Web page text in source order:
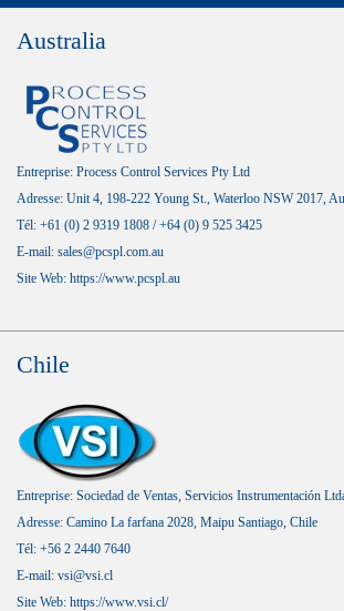
Australia
Entreprise: Process Control Services Pty Ltd
Adresse: Unit 4, 198-222 Young St., Waterloo NSW 2017,
Tél: +61 (0) 2 9319 1808 / +64 (0) 9 525 3425
E-mail: sales@pcspl.com.au
Site Web: https://www.pcspl.au
Chile
Entreprise: Sociedad de Ventas, Servicios Instrumentación
Adresse: Camino La farfana 2028, Maipu Santiago, Chile
Tél: +56 2 2440 7640
E-mail: vsi@vsi.cl
Site Web: https://www.vsi.cl/